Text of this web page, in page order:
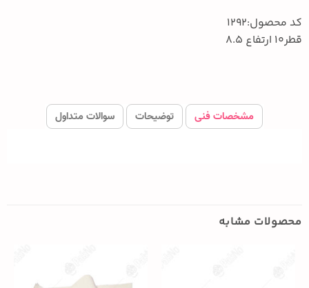
کد محصول:1292
قطر10 ارتفاع 8.5
مشخصات فنی توضیحات سوالات متداول
محصولات مشابه